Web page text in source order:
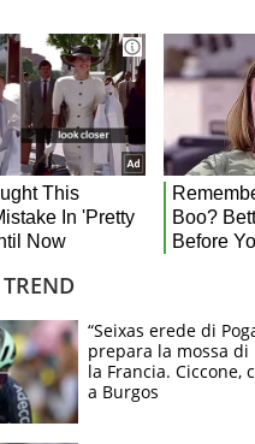
“Seixas erede di
prepara la mossa
la Francia. Ciccone,
a Burgos